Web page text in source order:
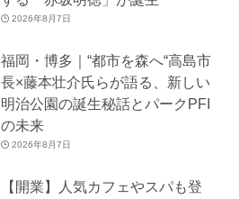
2026年8月7日
福岡・博多｜“都市を森へ“高島市
長×藤本壮介氏らが語る、新しい
明治公園の誕生秘話とパークPFI
の未来
2026年8月7日
【開業】人気カフェやスパも登